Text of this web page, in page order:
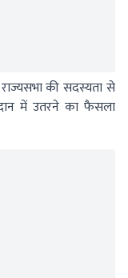
की सदस्यता से
में उतरने का फैसला